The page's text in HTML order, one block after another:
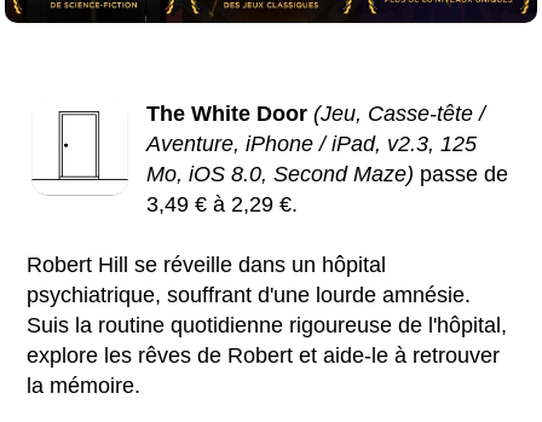
The White Door (Jeu, Casse-tête /
Aventure, iPhone / iPad, v2.3, 125
Mo, iOS 8.0, Second Maze) passe de
3,49 € à 2,29 €.
Robert Hill se réveille dans un hôpital
psychiatrique, souffrant d'une lourde amnésie.
Suis la routine quotidienne rigoureuse de l'hôpital,
explore les rêves de Robert et aide-le à retrouver
la mémoire.